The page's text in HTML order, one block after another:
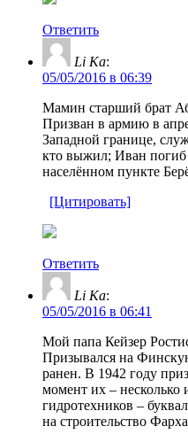
Ответить
Li Ka:
05/05/2016 в 06:39
Мамин старший брат
Призван в армию в
Западной границе,
кто выжил; Иван погиб
населённом пункте
[Цитировать]
Ответить
Li Ka:
05/05/2016 в 06:41
Мой папа Кейзер
Призывался на
ранен. В 1942 году
момент их – несколько
гидротехников –
на строительство